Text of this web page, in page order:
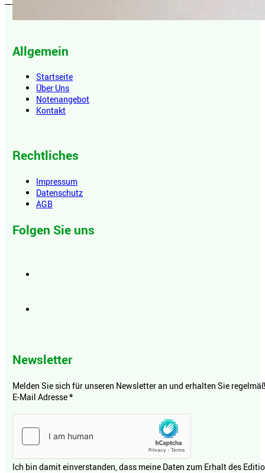
Allgemein
Startseite
Über Uns
Notenangebot
Kontakt
Rechtliches
Impressum
Datenschutz
AGB
Folgen Sie uns
Newsletter
Melden Sie sich für unseren Newsletter an und erhalten Sie
E-Mail Adresse*
Ich bin damit einverstanden, dass meine Daten zum Erhalt des